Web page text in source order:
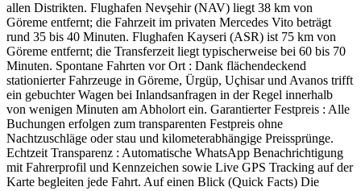
allen Distrikten. Flughafen Nevşehir (NAV) liegt 38 km von
Göreme entfernt; die Fahrzeit im privaten Mercedes Vito beträgt
rund 35 bis 40 Minuten. Flughafen Kayseri (ASR) ist 75 km von
Göreme entfernt; die Transferzeit liegt typischerweise bei 60 bis 70
Minuten. Spontane Fahrten vor Ort : Dank flächendeckend
stationierter Fahrzeuge in Göreme, Ürgüp, Uçhisar und Avanos trifft
ein gebuchter Wagen bei Inlandsanfragen in der Regel innerhalb
von wenigen Minuten am Abholort ein. Garantierter Festpreis : Alle
Buchungen erfolgen zum transparenten Festpreis ohne
Nachtzuschläge oder stau und kilometerabhängige Preissprünge.
Echtzeit Transparenz : Automatische WhatsApp Benachrichtigung
mit Fahrerprofil und Kennzeichen sowie Live GPS Tracking auf der
Karte begleiten jede Fahrt. Auf einen Blick (Quick Facts) Die